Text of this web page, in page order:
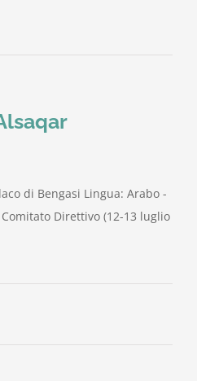
di Bengasi Lingua: Arabo -
Direttivo (12-13 luglio